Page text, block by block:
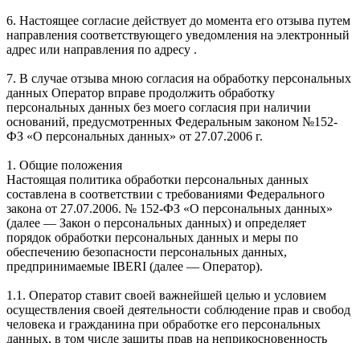
6. Настоящее согласие действует до момента его отзыва путем
направления соответствующего уведомления на электронный
адрес или направления по адресу .
7. В случае отзыва мною согласия на обработку персональных
данных Оператор вправе продолжить обработку
персональных данных без моего согласия при наличии
оснований, предусмотренных Федеральным законом №152-
ФЗ «О персональных данных» от 27.07.2006 г.
1. Общие положения
Настоящая политика обработки персональных данных
составлена в соответствии с требованиями Федерального
закона от 27.07.2006. № 152-ФЗ «О персональных данных»
(далее — Закон о персональных данных) и определяет
порядок обработки персональных данных и меры по
обеспечению безопасности персональных данных,
предпринимаемые IBERI (далее — Оператор).
1.1. Оператор ставит своей важнейшей целью и условием
осуществления своей деятельности соблюдение прав и свобод
человека и гражданина при обработке его персональных
данных, в том числе защиты прав на неприкосновенность